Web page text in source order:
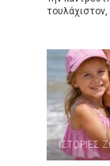
ΙΣΤΟΡΙΕΣ